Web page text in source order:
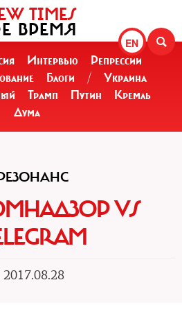
EN
TIMES
ВРЕМЯ
Интервью
Репрессии
Блоги /
Украина
Трамп Путин
Кремль
Дума
VS
2017.08.28